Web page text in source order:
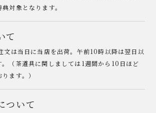
対象となります。
て
文は当日に当店を出荷。午前10時以降は翌日以
（茶道具に関しましては1週間から10日ほど
ます。）
ついて